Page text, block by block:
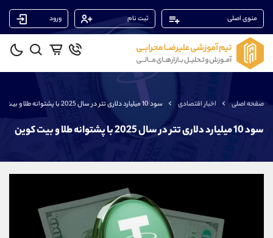
منوی اصلی ثبت نام ورود
صفحه اصلی اخبار اقتصادی سود 10 میلیارد دلاری تتر در سال 2025 با پشتوانه طلا و بیت کوین
سود 10 میلیارد دلاری تتر در سال 2025 با پشتوانه طلا و بیت کوین
پشتیبان فروش (یوسف فرخنده)
تلگرام @Armteam_admin_33
118
موبایل 09304891085
@Armteam_admin_103
103